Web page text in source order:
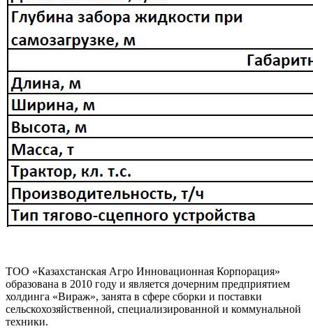
ТОО «Казахстанская Агро Инновационная Корпорация»
образована в 2010 году и является дочерним предприятием
холдинга «Вираж», занята в сфере сборки и поставки
сельскохозяйственной, специализированной и коммунальной
техники.